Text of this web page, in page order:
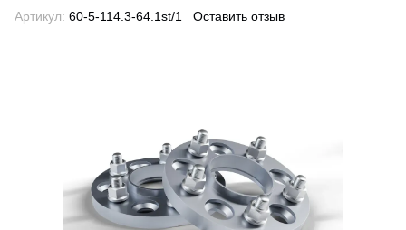
Артикул: 60-5-114.3-64.1st/1 Оставить отзыв